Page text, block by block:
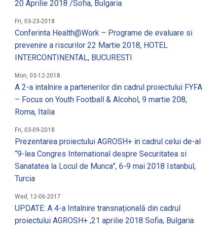
20 Aprilie 2018 /Sofia, Bulgaria
Fri, 03-23-2018
Conferinta Health@Work – Programe de evaluare si
prevenire a riscurilor 22 Martie 2018, HOTEL
INTERCONTINENTAL, BUCURESTI
Mon, 03-12-2018
A 2-a intalnire a partenerilor din cadrul proiectului FYFA
– Focus on Youth Football & Alcohol, 9 martie 208,
Roma, Italia
Fri, 03-09-2018
Prezentarea proiectului AGROSH+ in cadrul celui de-al
“9-lea Congres International despre Securitatea si
Sanatatea la Locul de Munca”, 6-9 mai 2018 Istanbul,
Turcia
Wed, 12-06-2017
UPDATE: A 4-a Intalnire transnațională din cadrul
proiectului AGROSH+ ,21 aprilie 2018 Sofia, Bulgaria